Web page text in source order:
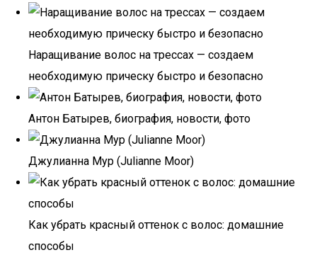
Наращивание волос на трессах — создаем
необходимую прическу быстро и безопасно
Антон Батырев, биография, новости, фото
Джулианна Мур (Julianne Moor)
Как убрать красный оттенок с волос: домашние
способы